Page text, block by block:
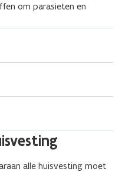
om parasieten en
alle huisvesting moet